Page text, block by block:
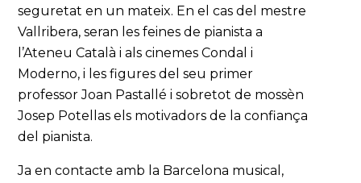
seguretat en un mateix. En el cas del mestre
Vallribera, seran les feines de pianista a
l’Ateneu Català i als cinemes Condal i
Moderno, i les figures del seu primer
professor Joan Pastallé i sobretot de mossèn
Josep Potellas els motivadors de la confiança
del pianista.
Ja en contacte amb la Barcelona musical,